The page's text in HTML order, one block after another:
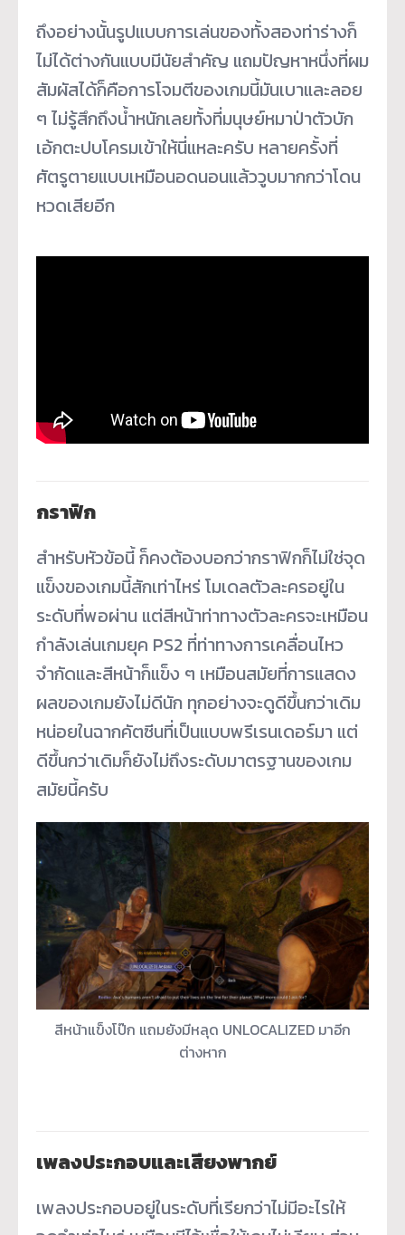
ถึงอย่างนั้นรูปแบบการเล่นของทั้งสองท่าร่างก็
ไม่ได้ต่างกันแบบมีนัยสำคัญ แถมปัญหาหนึ่งที่ผม
สัมผัสได้ก็คือการโจมตีของเกมนี้มันเบาและลอย
ๆ ไม่รู้สึกถึงน้ำหนักเลยทั้งที่มนุษย์หมาป่าตัวบัก
เอ้กตะปบโครมเข้าให้นี่แหละครับ หลายครั้งที่
ศัตรูตายแบบเหมือนอดนอนแล้ววูบมากกว่าโดน
หวดเสียอีก
กราฟิก
สำหรับหัวข้อนี้ ก็คงต้องบอกว่ากราฟิกก็ไม่ใช่จุด
แข็งของเกมนี้สักเท่าไหร่ โมเดลตัวละครอยู่ใน
ระดับที่พอผ่าน แต่สีหน้าท่าทางตัวละครจะเหมือน
กำลังเล่นเกมยุค PS2 ที่ท่าทางการเคลื่อนไหว
จำกัดและสีหน้าก็แข็ง ๆ เหมือนสมัยที่การแสดง
ผลของเกมยังไม่ดีนัก ทุกอย่างจะดูดีขึ้นกว่าเดิม
หน่อยในฉากคัตซีนที่เป็นแบบพรีเรนเดอร์มา แต่
ดีขึ้นกว่าเดิมก็ยังไม่ถึงระดับมาตรฐานของเกม
สมัยนี้ครับ
สีหน้าแข็งโป๊ก แถมยังมีหลุด UNLOCALIZED มาอีก
ต่างหาก
เพลงประกอบและเสียงพากย์
เพลงประกอบอยู่ในระดับที่เรียกว่าไม่มีอะไรให้